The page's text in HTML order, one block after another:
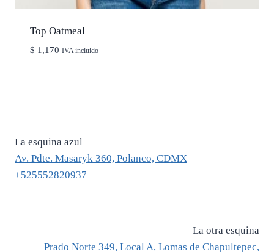
Top Oatmeal
$ 1,170 IVA incluido
La esquina azul
Av. Pdte. Masaryk 360, Polanco, CDMX
+525552820937
La otra esquina
Prado Norte 349, Local A, Lomas de Chapultepec,